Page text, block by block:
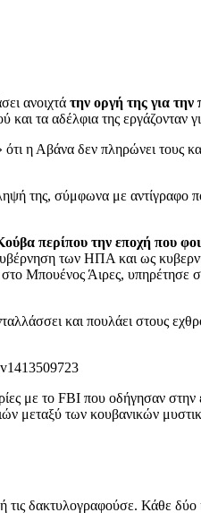
ανοιχτά την οργή της για
και τα αδέλφια της εργάζονταν
η Αβάνα δεν πληρώνει τους
της, σύμφωνα με αντίγραφο
περίπου την εποχή που
των ΗΠΑ και ως
Μπουένος Άιρες, υπηρέτησε
και πουλάει στους
με το FBI που οδήγησαν στην
μεταξύ των κουβανικών
δακτυλογραφούσε. Κάθε δύο